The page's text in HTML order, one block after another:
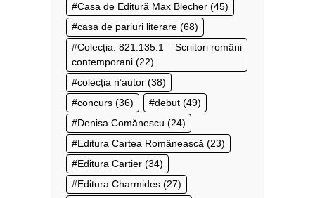
Casa de Editură Max Blecher (45)
casa de pariuri literare (68)
Colecţia: 821.135.1 – Scriitori români
contemporani (22)
colecţia n’autor (38)
concurs (36) debut (49)
Denisa Comănescu (24)
Editura Cartea Românească (23)
Editura Cartier (34)
Editura Charmides (27)